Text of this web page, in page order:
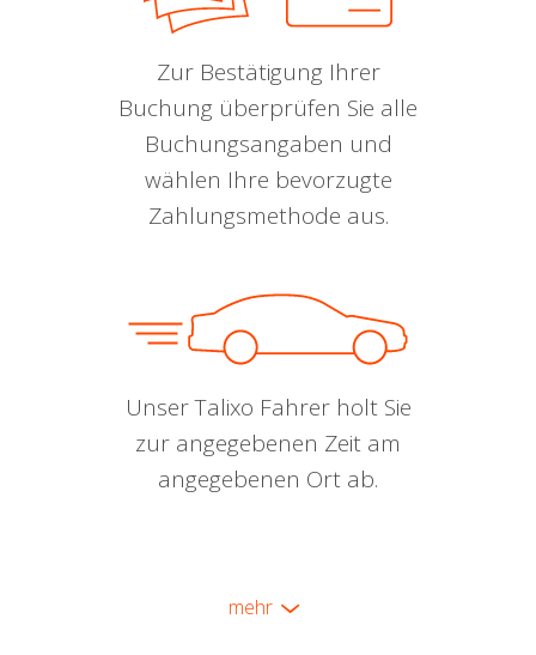
Zur Bestätigung Ihrer
Buchung überprüfen Sie alle
Buchungsangaben und
wählen Ihre bevorzugte
Zahlungsmethode aus.
Unser Talixo Fahrer holt Sie
zur angegebenen Zeit am
angegebenen Ort ab.
mehr